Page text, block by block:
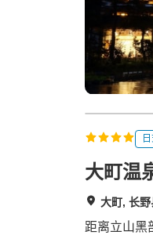
大町温
大町, 长
距离立山黑